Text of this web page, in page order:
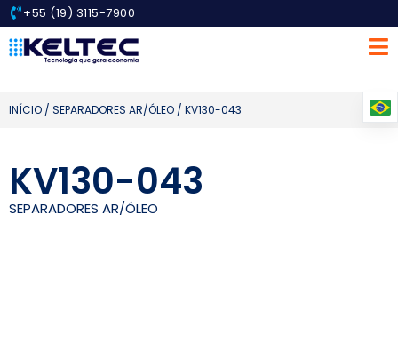
+55 (19) 3115-7900
INÍCIO / SEPARADORES AR/ÓLEO / KV130-043
KV130-043
SEPARADORES AR/ÓLEO